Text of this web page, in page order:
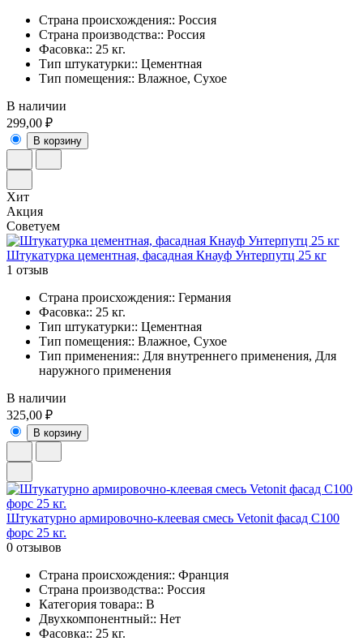
Страна происхождения:: Россия
Страна производства:: Россия
Фасовка:: 25 кг.
Тип штукатурки:: Цементная
Тип помещения:: Влажное, Сухое
В наличии
299,00 ₽
В корзину
Хит
Акция
Советуем
Штукатурка цементная, фасадная Кнауф Унтерпутц 25 кг
1 отзыв
Страна происхождения:: Германия
Фасовка:: 25 кг.
Тип штукатурки:: Цементная
Тип помещения:: Влажное, Сухое
Тип применения:: Для внутреннего применения, Для
наружного применения
В наличии
325,00 ₽
В корзину
Штукатурно армировочно-клеевая смесь Vetonit фасад С100
форс 25 кг.
0 отзывов
Страна происхождения:: Франция
Страна производства:: Россия
Категория товара:: В
Двухкомпонентный:: Нет
Фасовка:: 25 кг.